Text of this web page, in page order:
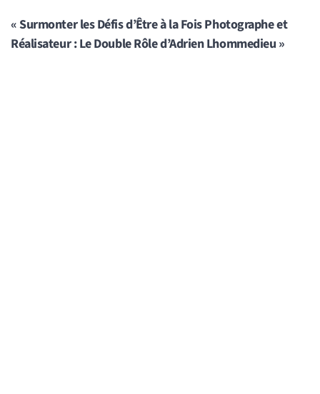
« Surmonter les Défis d’Être à la Fois Photographe et
Réalisateur : Le Double Rôle d’Adrien Lhommedieu »